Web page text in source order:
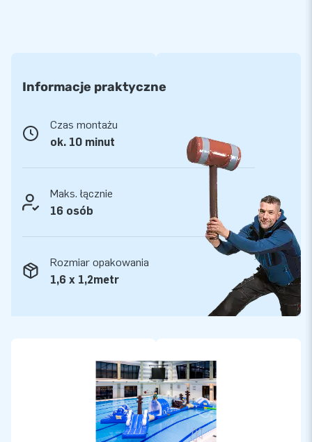
profesjonalnej obsługi i dostaw.
Informacje praktyczne
Czas montażu
ok. 10 minut
Maks. łącznie
16 osób
Rozmiar opakowania
1,6 x 1,2metr